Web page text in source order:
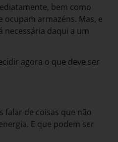
bem como
ocupam armazéns. Mas, e
necessária daqui a um
agora o que deve ser
falar de coisas que não
E que podem ser